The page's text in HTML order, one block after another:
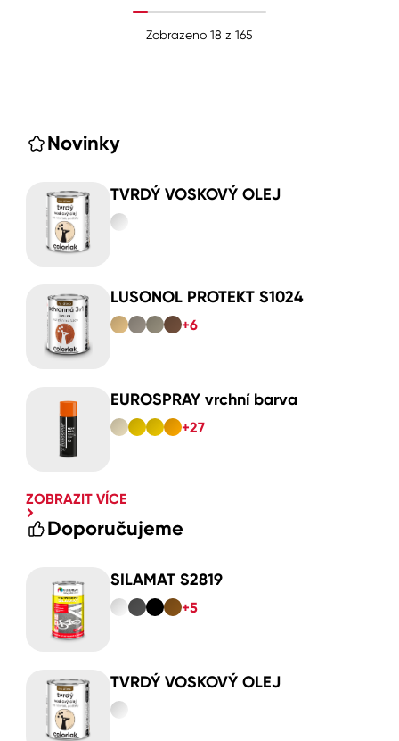
Zobrazeno 18 z 165
Novinky
TVRDÝ VOSKOVÝ OLEJ
LUSONOL PROTEKT S1024
+6
EUROSPRAY vrchní barva
+27
ZOBRAZIT VÍCE
Doporučujeme
SILAMAT S2819
+5
TVRDÝ VOSKOVÝ OLEJ